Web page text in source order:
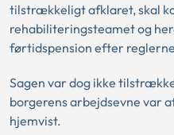
tilstrækkeligt afklaret, skal
rehabiliteringsteamet og
førtidspension efter
Sagen var dog ikke
borgerens arbejdsevne var
hjemvist.